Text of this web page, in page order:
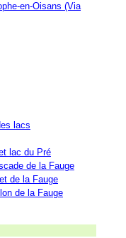
en-Oisans (Via
lacs
lac du Pré
de la Fauge
de la Fauge
de la Fauge